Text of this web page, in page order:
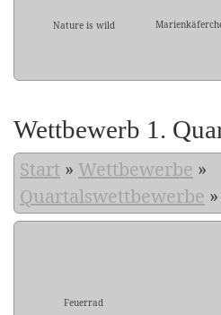
Nature is wild
Wettbewerb 1.
Start » Wettbewerbe »
Quartalswettbewerbe »
Feuerrad